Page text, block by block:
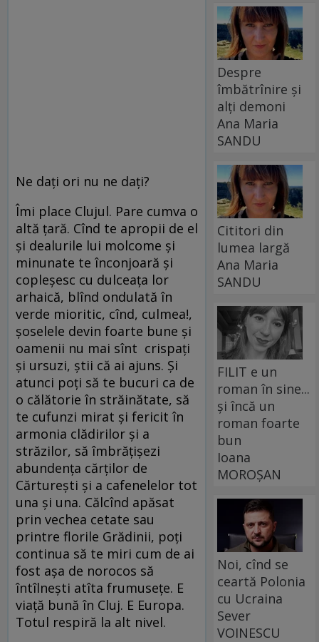
Ne dați ori nu ne dați?
Îmi place Clujul. Pare cumva o
altă țară. Cînd te apropii de el
și dealurile lui molcome și
minunate te înconjoară și
copleșesc cu dulceața lor
arhaică, blînd ondulată în
verde mioritic, cînd, culmea!,
șoselele devin foarte bune și
oamenii nu mai sînt crispați
și ursuzi, știi că ai ajuns. Și
atunci poți să te bucuri ca de
o călătorie în străinătate, să
te cufunzi mirat și fericit în
armonia clădirilor și a
străzilor, să îmbrățișezi
abundența cărților de
Cărturești și a cafenelelor tot
una și una. Călcînd apăsat
prin vechea cetate sau
printre florile Grădinii, poți
continua să te miri cum de ai
fost așa de norocos să
întîlnești atîta frumusețe. E
viață bună în Cluj. E Europa.
Totul respiră la alt nivel.
Despre
îmbătrînire și
alți demoni
Ana Maria
SANDU
Cititori din
lumea largă
Ana Maria
SANDU
FILIT e un
roman în sine...
și încă un
roman foarte
bun
Ioana
MOROȘAN
Noi, cînd se
ceartă Polonia
cu Ucraina
Sever
VOINESCU